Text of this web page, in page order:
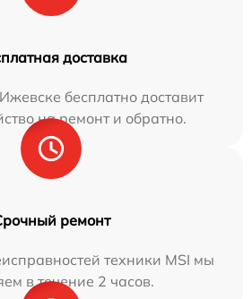
доставка
бесплатно доставит
на ремонт и обратно.
ремонт
техники MSI мы
в течение 2 часов.